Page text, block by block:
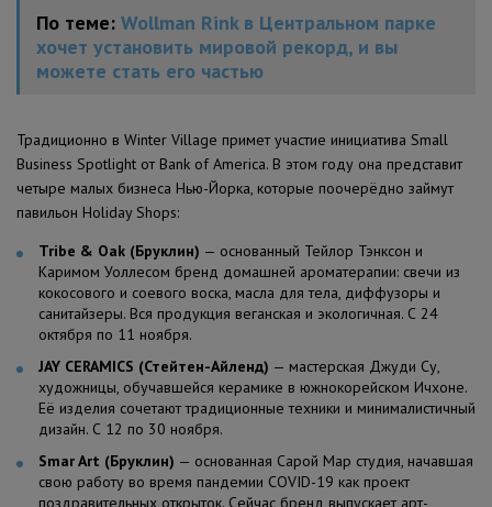
По теме: Wollman Rink в Центральном парке
хочет установить мировой рекорд, и вы
можете стать его частью
Традиционно в Winter Village примет участие инициатива Small
Business Spotlight от Bank of America. В этом году она представит
четыре малых бизнеса Нью-Йорка, которые поочерёдно займут
павильон Holiday Shops:
Tribe & Oak (Бруклин) — основанный Тейлор Тэнксон и
Каримом Уоллесом бренд домашней ароматерапии: свечи из
кокосового и соевого воска, масла для тела, диффузоры и
санитайзеры. Вся продукция веганская и экологичная. С 24
октября по 11 ноября.
JAY CERAMICS (Стейтен-Айленд) — мастерская Джуди Су,
художницы, обучавшейся керамике в южнокорейском Ичхоне.
Её изделия сочетают традиционные техники и минималистичный
дизайн. С 12 по 30 ноября.
Smar Art (Бруклин) — основанная Сарой Мар студия, начавшая
свою работу во время пандемии COVID-19 как проект